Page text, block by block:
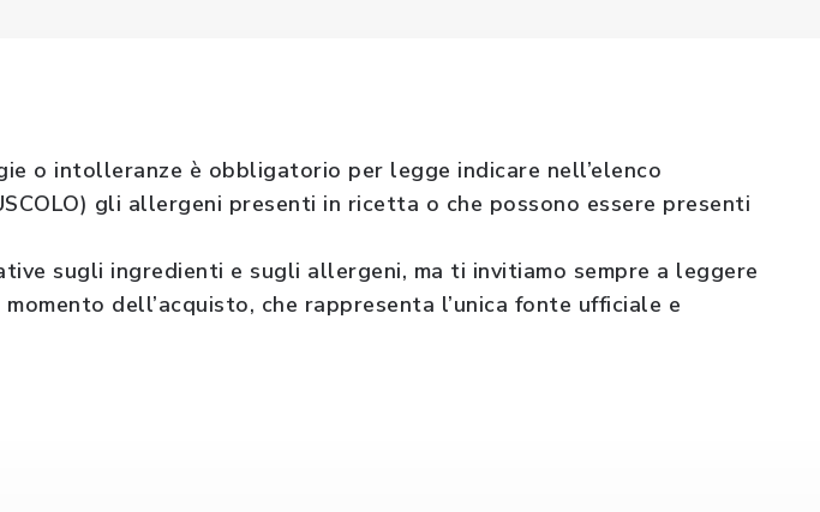
o intolleranze è obbligatorio per legge indicare nell’elenco
gli allergeni presenti in ricetta o che possono essere presenti
sugli ingredienti e sugli allergeni, ma ti invitiamo sempre a leggere
dell’acquisto, che rappresenta l’unica fonte ufficiale e